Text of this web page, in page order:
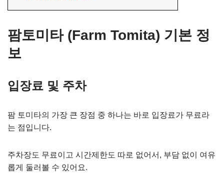
팜토미타 (Farm Tomita) 기본 정
보
입장료 및 주차
팜 토미타의 가장 큰 장점 중 하나는 바로 입장료가 무료라
는 점입니다.
주차장도 무료이고 시간제한도 따로 없어서, 부담 없이 여유
롭게 둘러볼 수 있어요.